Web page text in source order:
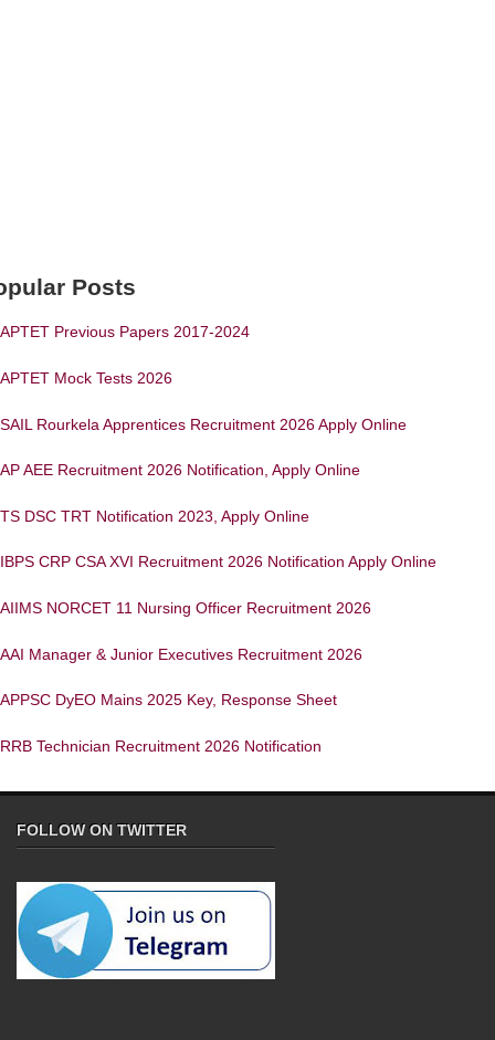
Posts
APTET Previous Papers 2017-2024
APTET Mock Tests 2026
SAIL Rourkela Apprentices Recruitment 2026 Apply Online
AP AEE Recruitment 2026 Notification, Apply Online
TS DSC TRT Notification 2023, Apply Online
IBPS CRP CSA XVI Recruitment 2026 Notification Apply Online
AIIMS NORCET 11 Nursing Officer Recruitment 2026
AAI Manager & Junior Executives Recruitment 2026
APPSC DyEO Mains 2025 Key, Response Sheet
RRB Technician Recruitment 2026 Notification
FOLLOW ON TWITTER